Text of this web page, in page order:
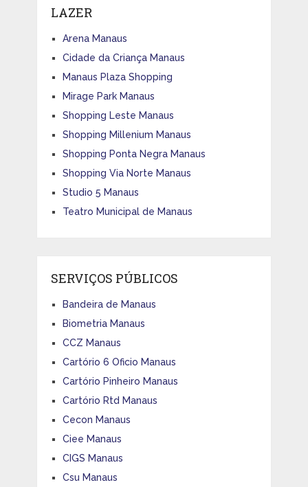
LAZER
Arena Manaus
Cidade da Criança Manaus
Manaus Plaza Shopping
Mirage Park Manaus
Shopping Leste Manaus
Shopping Millenium Manaus
Shopping Ponta Negra Manaus
Shopping Via Norte Manaus
Studio 5 Manaus
Teatro Municipal de Manaus
SERVIÇOS PÚBLICOS
Bandeira de Manaus
Biometria Manaus
CCZ Manaus
Cartório 6 Oficio Manaus
Cartório Pinheiro Manaus
Cartório Rtd Manaus
Cecon Manaus
Ciee Manaus
CIGS Manaus
Csu Manaus